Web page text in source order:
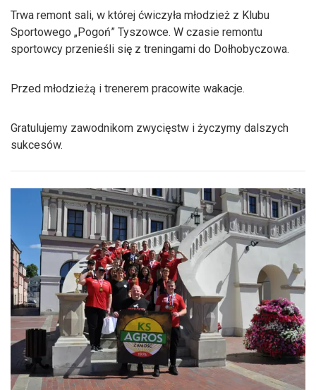
Trwa remont sali, w której ćwiczyła młodzież z Klubu
Sportowego „Pogoń” Tyszowce. W czasie remontu
sportowcy przenieśli się z treningami do Dołhobyczowa.
Przed młodzieżą i trenerem pracowite wakacje.
Gratulujemy zawodnikom zwycięstw i życzymy dalszych
sukcesów.